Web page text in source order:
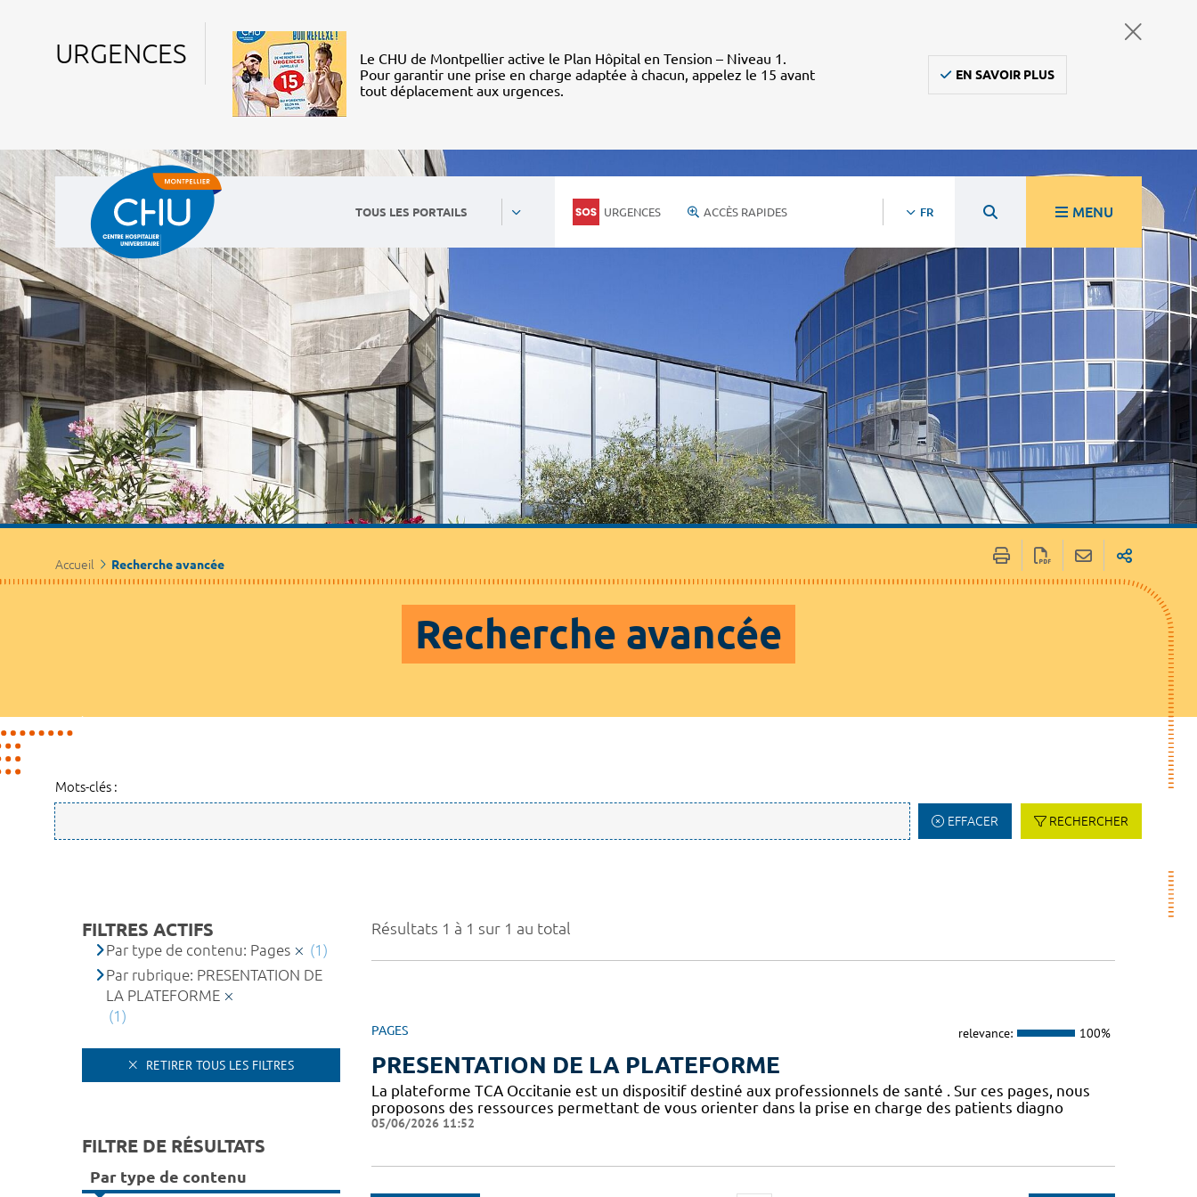
URGENCES
Le CHU de Montpellier active le Plan Hôpital en Tension – Niveau 1.
Pour garantir une prise en charge adaptée à chacun, appelez le 15 avant
tout déplacement aux urgences.
EN SAVOIR PLUS
TOUS LES PORTAILS URGENCES ACCÈS RAPIDES FR MENU
Accueil Recherche avancée
Recherche avancée
Mots-clés :
EFFACER RECHERCHER
Résultats 1 à 1 sur 1 au total
PAGES relevance: 100%
PRESENTATION DE LA PLATEFORME
La plateforme TCA Occitanie est un dispositif destiné aux professionnels de santé . Sur ces pages, nous
proposons des ressources permettant de vous orienter dans la prise en charge des patients diagno
05/06/2026 11:52
FILTRES ACTIFS
Par type de contenu: Pages
(1)
Par rubrique: PRESENTATION DE
LA PLATEFORME
(1)
RETIRER TOUS LES FILTRES
FILTRE DE RÉSULTATS
Par type de contenu